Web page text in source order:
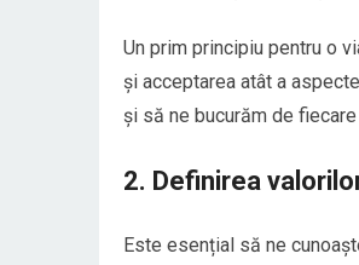
Un prim principiu pentru o
și acceptarea atât a
și să ne bucurăm de
2. Definirea
Este esențial să ne